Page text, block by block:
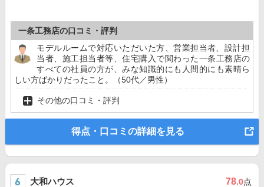
一条工務店の口コミ・評判
モデルルームで対応いただいた方、営業担当者、設計担
当者、施工担当者等、住宅購入で関わった一条工務店の
すべての社員の方が、みな知識的にも人間的にも素晴ら
しい方ばかりだったこと。（50代／男性）
その他の口コミ・評判
得点・口コミの詳細を見る
大和ハウス 78.0点